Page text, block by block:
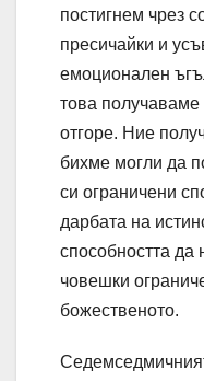
постигнем чрез
пресичайки и
емоционален
това получаваме
отгоре. Ние
бихме могли да
си ограничени
дарбата на
способността
човешки
божественото.